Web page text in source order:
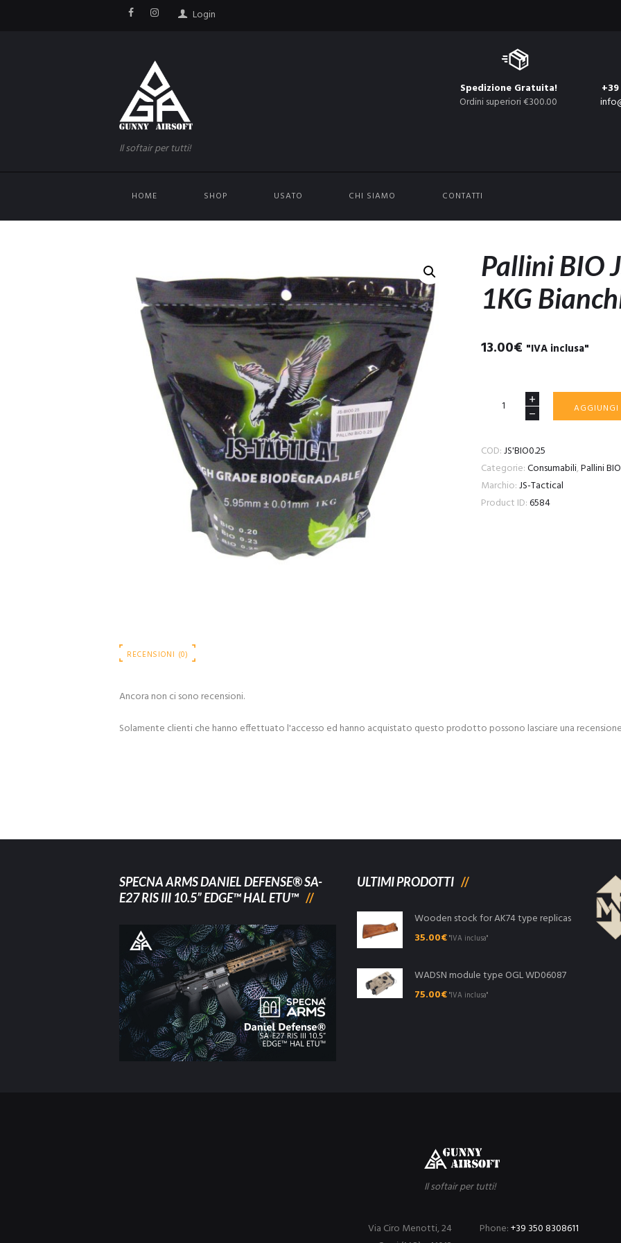
Login
Il softair per tutti!
Spedizione Gratuita!
Ordini superiori €300.00
HOME SHOP USATO CHI SIAMO CONTATTI
Pallini BIO
1KG
13.00€ "IVA inclusa"
Pallini
Tactical
0,25
1KG
Bianchi
AGGIUNGI
COD:JS'BIO0.25
Categorie:Consumabili,Pallini
Marchio:JS-Tactical
Product ID:6584
RECENSIONI (0)
Ancora non ci sono recensioni.
Solamente clienti che hanno effettuato l'accesso ed hanno acquistato questo prodotto possono lasciare una
SPECNA ARMS DANIEL DEFENSE® SA-
E27 RIS III 10.5” EDGE™ HAL ETU™
ULTIMI PRODOTTI
Wooden stock for AK74 type replicas
35.00€"IVA inclusa"
WADSN module type OGL WD06087
75.00€"IVA inclusa"
Il softair per tutti!
Phone:+39 350 8308611
Via Ciro Menotti, 24